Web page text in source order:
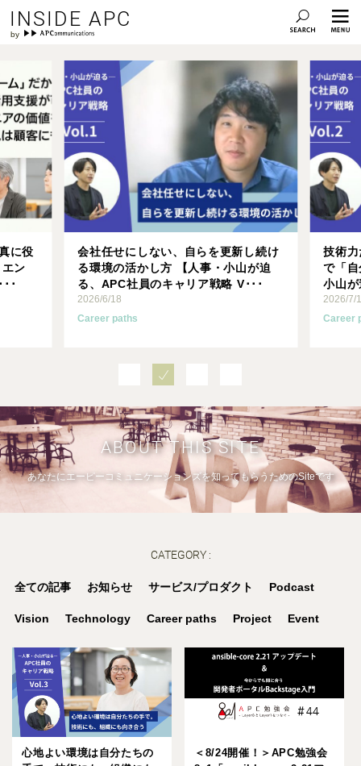
INSIDE APC
に役
ン
･
会社任せにしない、自らを更新し続け
る環境の活かし方 【人事・小山が迫
る、APC社員のキャリア戦略 V･･･
2026/6/18
Career paths
技術
で「
小山
2026/7/
Career
記事を読む
ABOUT THIS SITE
あなたにエーピーコミュニケーションズを知ってもらうためのSiteです
CATEGORY :
全ての記事 お知らせ サービス/プロダクト Podcast
Vision Technology Career paths Project Event
心地よい環境は自分たちの
＜8/24開催！＞APC勉強会